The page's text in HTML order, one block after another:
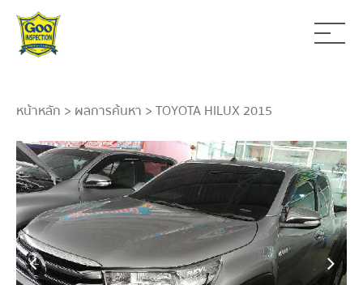
หน้าหลัก > ผลการค้นหา > TOYOTA HILUX 2015